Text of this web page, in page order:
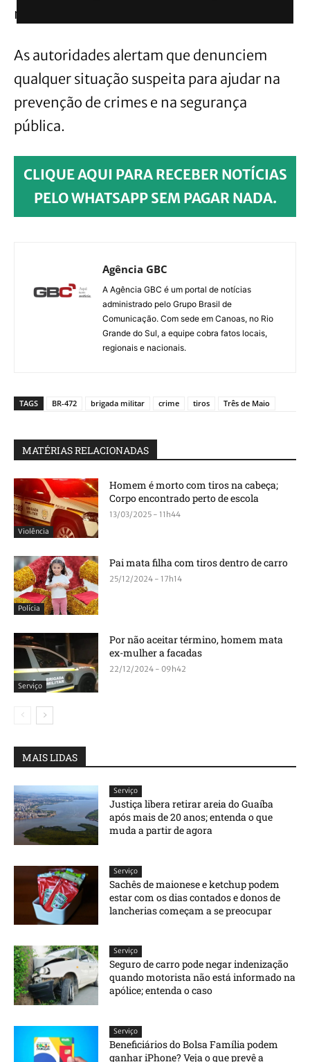
momento.
As autoridades alertam que denunciem
qualquer situação suspeita para ajudar na
prevenção de crimes e na segurança
pública.
CLIQUE AQUI PARA RECEBER NOTÍCIAS
PELO WHATSAPP SEM PAGAR NADA.
Agência GBC
A Agência GBC é um portal de notícias
administrado pelo Grupo Brasil de
Comunicação. Com sede em Canoas, no Rio
Grande do Sul, a equipe cobra fatos locais,
regionais e nacionais.
TAGS BR-472 brigada militar crime tiros Três de Maio
MATÉRIAS RELACIONADAS
Violência
Homem é morto com tiros na cabeça;
Corpo encontrado perto de escola
13/03/2025 - 11h44
Polícia
Pai mata filha com tiros dentro de carro
25/12/2024 - 17h14
Serviço
Por não aceitar término, homem mata
ex-mulher a facadas
22/12/2024 - 09h42
MAIS LIDAS
Serviço
Justiça libera retirar areia do Guaíba
após mais de 20 anos; entenda o que
muda a partir de agora
Serviço
Sachês de maionese e ketchup podem
estar com os dias contados e donos de
lancherias começam a se preocupar
Serviço
Seguro de carro pode negar indenização
quando motorista não está informado na
apólice; entenda o caso
Serviço
Beneficiários do Bolsa Família podem
ganhar iPhone? Veja o que prevê a